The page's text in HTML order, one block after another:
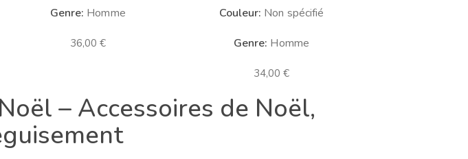
Genre: Homme
36,00 €
Couleur: Non spécifié
Genre: Homme
34,00€
– Accessoires de Noël,